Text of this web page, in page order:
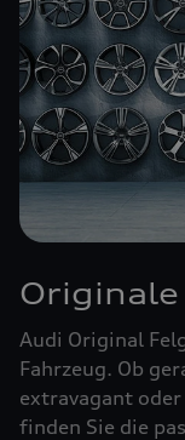
Originale
Audi Original
Fahrzeug. Ob
extravagant
finden Sie die